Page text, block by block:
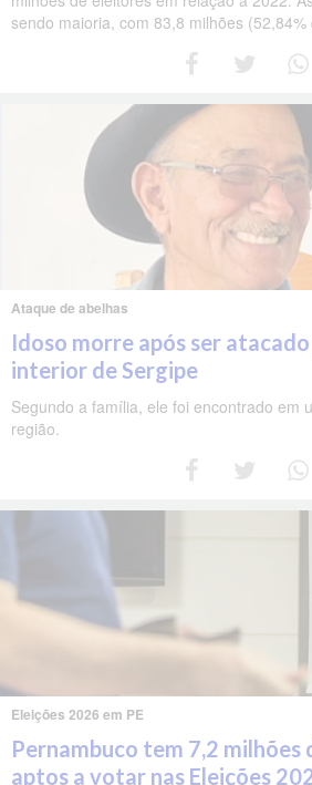
sendo maioria, com 83,8 milhões (52,84%
Ataque de abelhas
Idoso morre após ser
interior de Sergipe
Segundo a família, ele foi encontrado em
região.
Eleições 2026 em PE
Pernambuco tem 7,2 milhões
aptos a votar nas Eleições